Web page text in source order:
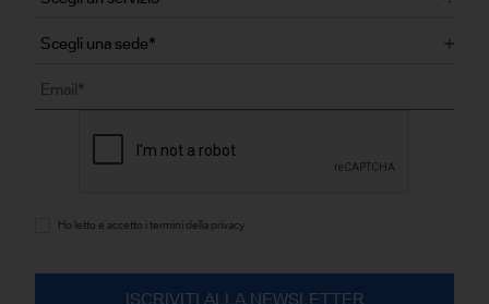
Ho letto e accetto i termini della privacy